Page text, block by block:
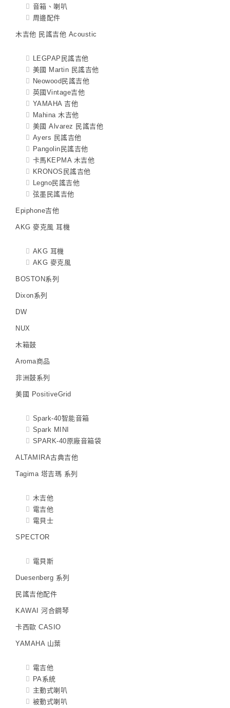
音箱、喇叭
周邊配件
木吉他 民謠吉他 Acoustic
LEGPAP民謠吉他
美國 Martin 民謠吉他
Neowood民謠吉他
英國Vintage吉他
YAMAHA 吉他
Mahina 木吉他
美國 Alvarez 民謠吉他
Ayers 民謠吉他
Pangolin民謠吉他
卡馬KEPMA 木吉他
KRONOS民謠吉他
Legno民謠吉他
弦墨民謠吉他
Epiphone吉他
AKG 麥克風 耳機
AKG 耳機
AKG 麥克風
BOSTON系列
Dixon系列
DW
NUX
木箱鼓
Aroma商品
非洲鼓系列
美國 PositiveGrid
Spark-40智能音箱
Spark MINI
SPARK-40原廠音箱袋
ALTAMIRA古典吉他
Tagima 塔吉瑪 系列
木吉他
電吉他
電貝士
SPECTOR
電貝斯
Duesenberg 系列
民謠吉他配件
KAWAI 河合鋼琴
卡西歐 CASIO
YAMAHA 山葉
電吉他
PA系統
主動式喇叭
被動式喇叭